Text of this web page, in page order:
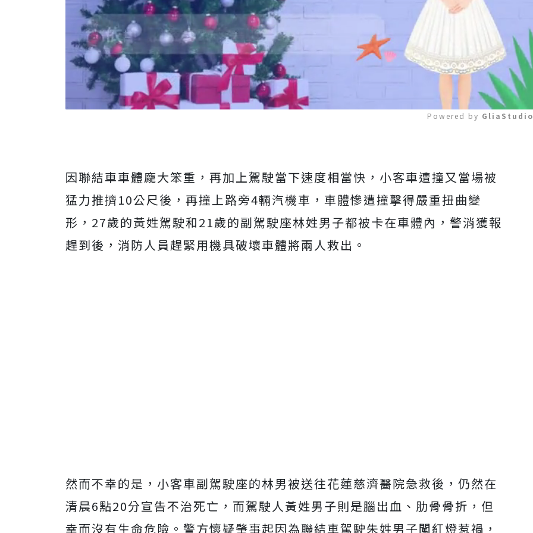
Powered by
因聯結車車體龐大笨重，再加上駕駛當下速度相當快，小客車遭撞又當場被
猛力推擠10公尺後，再撞上路旁4輛汽機車，車體慘遭撞擊得嚴重扭曲變
形， 27歲的黃姓駕駛和21歲的副駕駛座林姓男子都被卡在車體內，警消獲報
趕到後，消防人員趕緊用機具破壞車體將兩人救出。
然而不幸的是，小客車副駕駛座的林男被送往花蓮慈濟醫院急救後，仍然在
清晨6點20分宣告不治死亡，而駕駛人黃姓男子則是腦出血、肋骨骨折，但
幸而沒有生命危險。警方懷疑肇事起因為聯結車駕駛朱姓男子闖紅燈惹禍，